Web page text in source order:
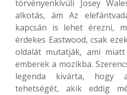
törvényenkívüli Josey
alkotás, ám Az
kapcsán is lehet érezni,
érdekes Eastwood, csak
oldalát mutatják, ami
emberek a mozikba.
legenda kivárta, hogy
tehetségét, akik eddig